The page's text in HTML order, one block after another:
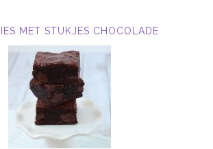
MET STUKJES CHOCOLADE